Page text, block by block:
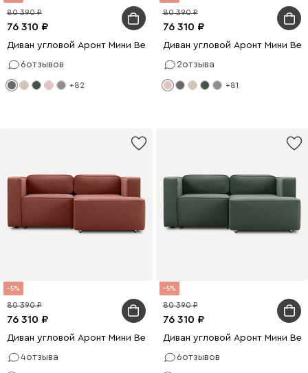
76 310
80 390
Диван угловой Аронт Мини Велюр Серый
6отзывов
+82
76 310
80 390
Диван угловой Аронт Мини
2отзыва
+81
5
76 310
80 390
Диван угловой Аронт Мини Велюр Терракотовый
4отзыва
5
76 310
80 390
Диван угловой Аронт Мини
6отзывов